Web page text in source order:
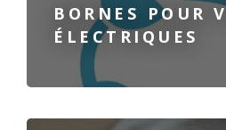
BORNES POUR
ÉLECTRIQUES